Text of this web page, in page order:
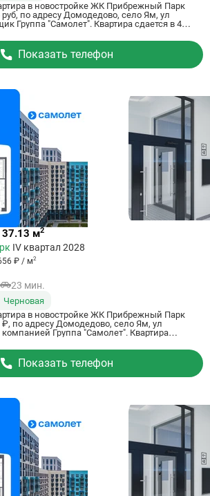
в новостройке ЖК Прибрежный Парк
по адресу Домодедово, село Ям, ул
Группа "Самолет". Квартира сдается в 4
отделкой, в 23 минутах на машине от
Общая площадь квартиры - 32.87 кв.
на СтройкиРУ 801190, скажите его когда
Показать телефон
37.13 м2
IV квартал 2028
₽ / м2
23 мин.
Черновая
в новостройке ЖК Прибрежный Парк
по адресу Домодедово, село Ям, ул
компанией Группа "Самолет". Квартира
года с черновой отделкой, в 23 минутах на
Домодедовская. Общая площадь
17 из 17. ID квартиры на СтройкиРУ
будете звонить.
Показать телефон